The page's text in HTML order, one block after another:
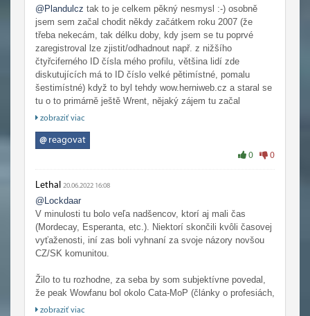
@Plandulcz tak to je celkem pěkný nesmysl :-) osobně
jsem sem začal chodit někdy začátkem roku 2007 (že
třeba nekecám, tak délku doby, kdy jsem se tu poprvé
zaregistroval lze zjistit/odhadnout např. z nižšího
čtyřciferného ID čísla mého profilu, většina lidí zde
diskutujících má to ID číslo velké pětimístné, pomalu
šestimístné) když to byl tehdy wow.herniweb.cz a staral se
tu o to primárně ještě Wrent, nějaký zájem tu začal
pozvolně opadat nějak trochu viditelněji tak cca 4 roky
zejména ve Wotlk/cata, kdy bylo WoW čísly předplatitelů
na špici, sem tehdy chodil z CZ/SK snad skoro každý kdo
stránka o WoW v cz tu nebyla (to tu ještě bylo tehdy třeba i
zobraziť viac
@reagovat
0 0
Lethal 20.06.2022 16:08
@Lockdaar
V minulosti tu bolo veľa nadšencov, ktorí aj mali čas
(Mordecay, Esperanta, etc.). Niektorí skončili kvôli časovej
vyťaženosti, iní zas boli vyhnaní za svoje názory novšou
CZ/SK komunitou.
Žilo to tu rozhodne, za seba by som subjektívne povedal,
že peak Wowfanu bol okolo Cata-MoP (články o profesiách,
príbehy hrdinov Azerothu, aktívne fórum...).
zobraziť viac